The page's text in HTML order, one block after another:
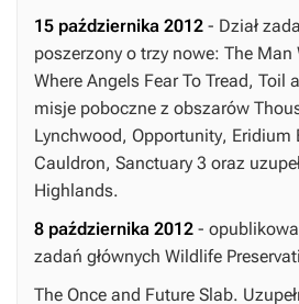
15 października 2012 - Dział
poszerzony o trzy nowe: The Man
Where Angels Fear To Tread, Toil
misje poboczne z obszarów
Lynchwood, Opportunity, Eridium
Cauldron, Sanctuary 3 oraz
Highlands.
8 października 2012 -
zadań głównych Wildlife
The Once and Future Slab.